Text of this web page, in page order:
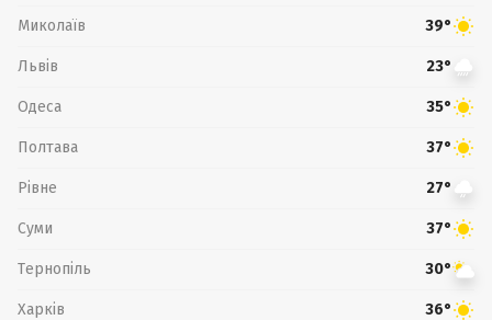
Миколаїв 39°
Львів 23°
Одеса 35°
Полтава 37°
Рівне 27°
Суми 37°
Тернопіль 30°
Харків 36°